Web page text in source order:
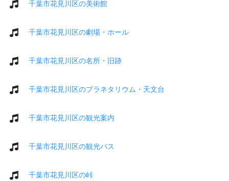
千葉市花見川区の美術館
千葉市花見川区の劇場・ホール
千葉市花見川区の名所・旧跡
千葉市花見川区のプラネタリウム・天文台
千葉市花見川区の観光案内
千葉市花見川区の観光バス
千葉市花見川区の峠